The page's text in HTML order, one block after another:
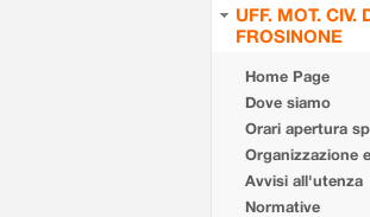
UFF. MOT. CIV.
FROSINONE
Home Page
Dove siamo
Orari apertura
Organizzazione
Avvisi all'utenza
Normative